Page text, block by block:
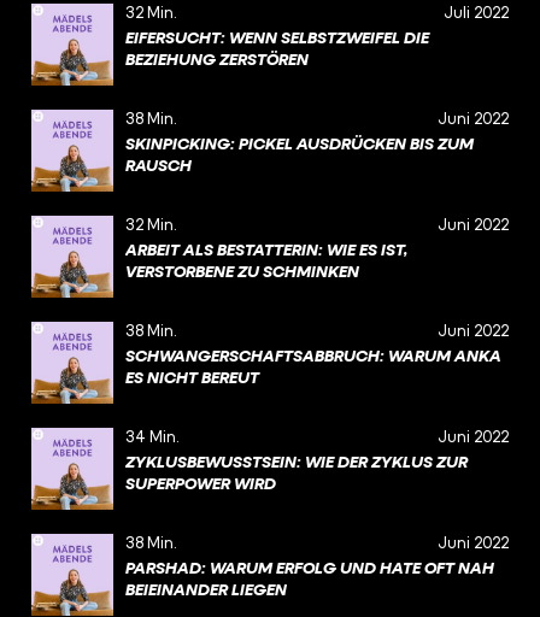
32 Min. Juli 2022
EIFERSUCHT: WENN SELBSTZWEIFEL DIE
BEZIEHUNG ZERSTÖREN
38 Min. Juni 2022
SKINPICKING: PICKEL AUSDRÜCKEN BIS ZUM
RAUSCH
32 Min. Juni 2022
ARBEIT ALS BESTATTERIN: WIE ES IST,
VERSTORBENE ZU SCHMINKEN
38 Min. Juni 2022
SCHWANGERSCHAFTSABBRUCH: WARUM ANKA
ES NICHT BEREUT
34 Min. Juni 2022
ZYKLUSBEWUSSTSEIN: WIE DER ZYKLUS ZUR
SUPERPOWER WIRD
38 Min. Juni 2022
PARSHAD: WARUM ERFOLG UND HATE OFT NAH
BEIEINANDER LIEGEN